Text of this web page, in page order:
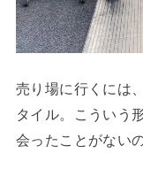
売り場に行くには
タイル。こういう
会ったことがない